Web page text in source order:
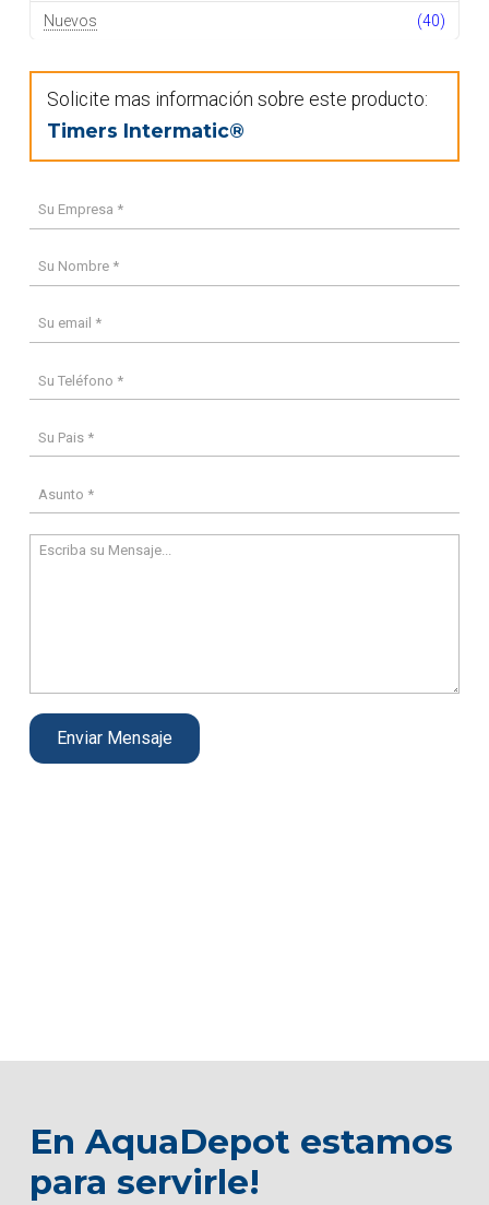
Nuevos (40)
Solicite mas información sobre este producto:
Timers Intermatic®
En AquaDepot estamos
para servirle!